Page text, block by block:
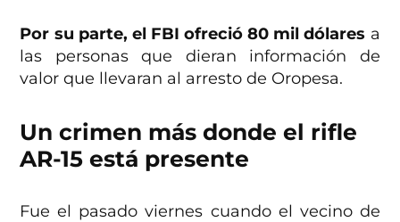
— Greg Abbott (@GregAbbott_TX)
2023
Por su parte, el FBI ofreció 80 mil dólares a
las personas que dieran información de
valor que llevaran al arresto de Oropesa.
Un crimen más donde el rifle
AR-15 está presente
Fue el pasado viernes cuando el vecino de